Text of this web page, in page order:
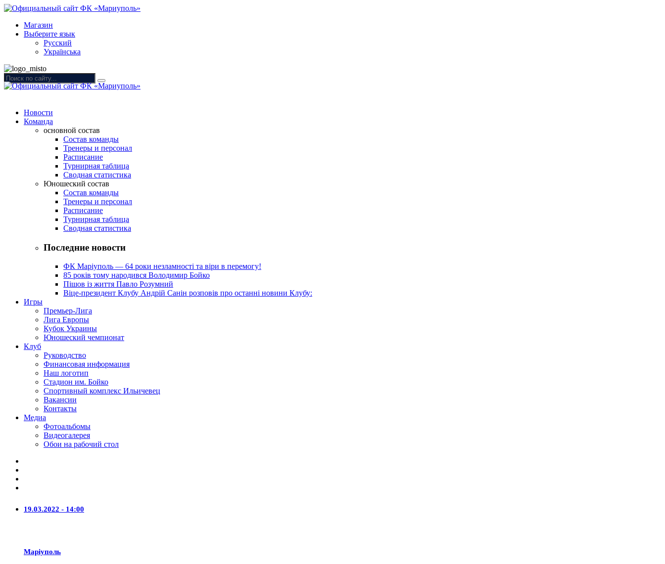
Магазин
Выберите язык
Русский
Українська
Новости
Команда
основной состав
Состав команды
Тренеры и персонал
Расписание
Турнирная таблица
Сводная статистика
Юношеский состав
Состав команды
Тренеры и персонал
Расписание
Турнирная таблица
Сводная статистика
Последние новости
ФК Маріуполь — 64 роки незламності та віри в перемогу!
85 років тому народився Володимир Бойко
Пішов із життя Павло Розумний
Віце-президент Клубу Андрій Санін розповів про останні новини Клубу:
Игры
Премьер-Лига
Лига Европы
Кубок Украины
Юношеский чемпионат
Клуб
Руководство
Финансовая информация
Наш логотип
Стадион им. Бойко
Спортивный комплекс Ильичевец
Вакансии
Контакты
Медиа
Фотоальбомы
Видеогалерея
Обои на рабочий стол
19.03.2022 - 14:00
Маріуполь